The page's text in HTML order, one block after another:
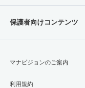
保護者向けコンテンツ
マナビジョンのご案内
利用規約